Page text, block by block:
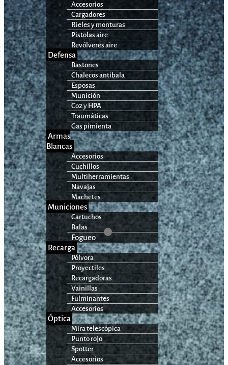
Accesorios
Cargadores
Rieles y monturas
Pistolas aire
Revólveres aire
Defensa
Bastones
Chalecos antibala
Esposas
Munición
Co2 y HPA
Traumáticas
Gas pimienta
Armas
Blancas
Accesorios
Cuchillos
Multiherramientas
Navajas
Machetes
Municiones
Cartuchos
Balas
Fogueo
Recarga
Pólvora
Proyectiles
Recargadoras
Vainillas
Fulminantes
Accesorios
Óptica
Mira telescópica
Punto rojo
Spotter
Accesorios